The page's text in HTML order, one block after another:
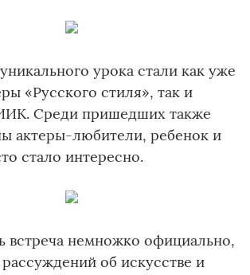
урока стали как уже
«Русского стиля», так и
Среди пришедших также
актеры-любители, ребенок и
стало интересно.
встреча немножко официально,
рассуждений об искусстве и